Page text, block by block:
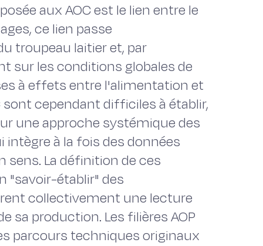
aux AOC est le lien entre le
ce lien passe
troupeau laitier et, par
sur les conditions globales de
à effets entre l'alimentation et
cependant difficiles à établir,
une approche systémique des
à la fois des données
sens. La définition de ces
"savoir-établir" des
collectivement une lecture
sa production. Les filières AOP
parcours techniques originaux